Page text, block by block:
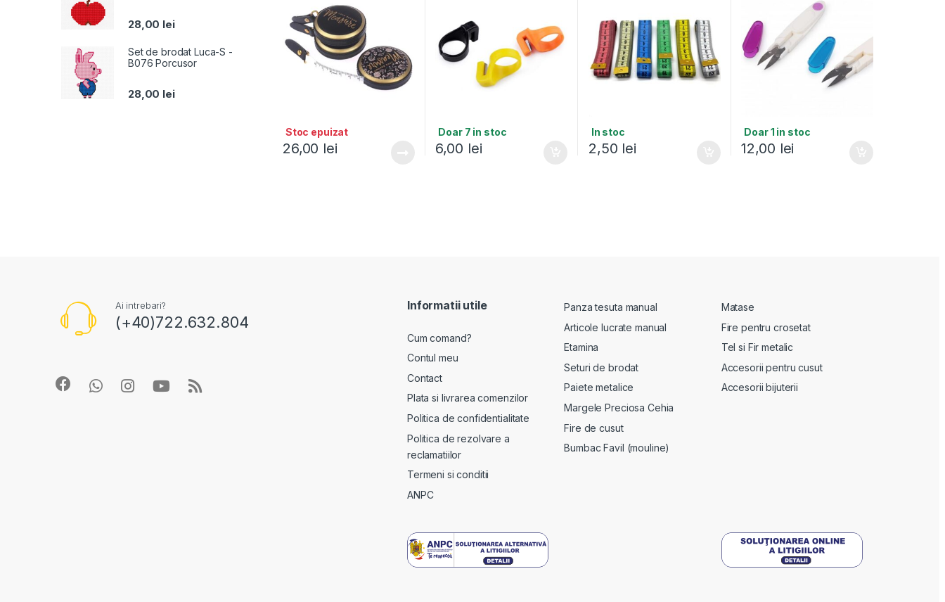
Stoc epuizat
26,00 lei
Doar 7 in stoc
6,00 lei
In stoc
2,50 lei
Doar 1 in stoc
12,00 lei
28,00 lei
Set de brodat Luca-S -
B076 Porcusor
28,00 lei
Ai intrebari?
(+40)722.632.804
Informatii utile
Cum comand?
Contul meu
Contact
Plata si livrarea comenzilor
Politica de confidentialitate
Politica de rezolvare a
reclamatiilor
Termeni si conditii
ANPC
Panza tesuta manual
Articole lucrate manual
Etamina
Seturi de brodat
Paiete metalice
Margele Preciosa Cehia
Fire de cusut
Bumbac Favil (mouline)
Matase
Fire pentru crosetat
Tel si Fir metalic
Accesorii pentru cusut
Accesorii bijuterii